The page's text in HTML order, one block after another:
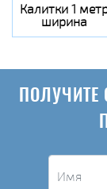
Калитки 1
ширина